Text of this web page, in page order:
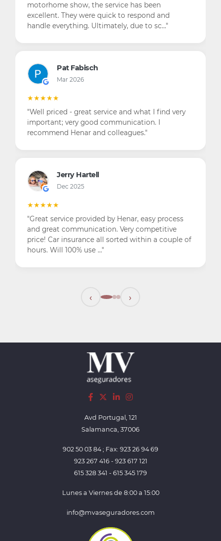
motorhome show, the service has been
excellent. They were quick to respond and
handle everything. Ultimately, due to sc…"
Pat Fabisch
Mar 2026
★★★★★
"Well priced - great service and what I find very
important; very good communication. I
recommend Henar and colleagues."
Jerry Hartell
Dec 2025
★★★★★
"Great service provided by Henar, easy process
and great communication. Very competitive
price! Car insurance all sorted within a couple of
hours. Will 100% use …"
‹ ›
Avd Portugal, 121
Salamanca, 37006
902 50 03 84 ; Fax: 923 26 94 69
923 267 416 - 923 617 121
615 328 341 - 615 345 179
Lunes a Viernes de 8:00 a 15:00
info@mvaseguradores.com